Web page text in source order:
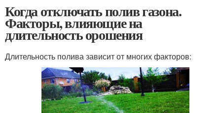
Когда отключать полив газона.
Факторы, влияющие на
длительность орошения
Длительность полива зависит от многих факторов: